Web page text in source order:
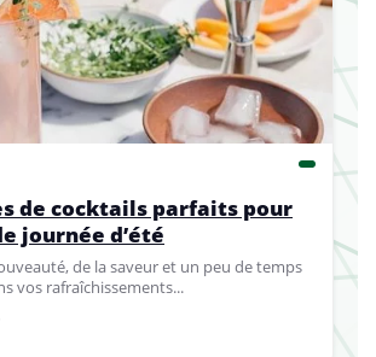
de cocktails parfaits pour
journée d’été
de la saveur et un peu de temps
vos rafraîchissements...